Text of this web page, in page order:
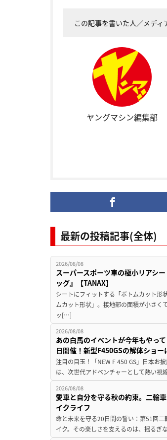
この記事を書いた人／メディ
ヤングマシン編集部
最新の投稿記事(全体)
2026/08/08
スーパースポーツ車の極小リアシ
ッグ』【TANAX】
シートにフィットする「ボトムカット形
ムカット形状」。接地部の面積が小さく
ッ[…]
2026/08/08
あの白馬のイベントが今年もやっ
日開催！新型F450GSの解体ショ
注目の目玉！「NEW F 450 GS」日本お
は、次世代アドベンチャーとして熱い
2026/08/08
愛車と自分を守る秋の約束。二輪
イクライフ
命と未来を守る20日間の誓い：第51回
イク。その楽しさを支えるのは、揺る